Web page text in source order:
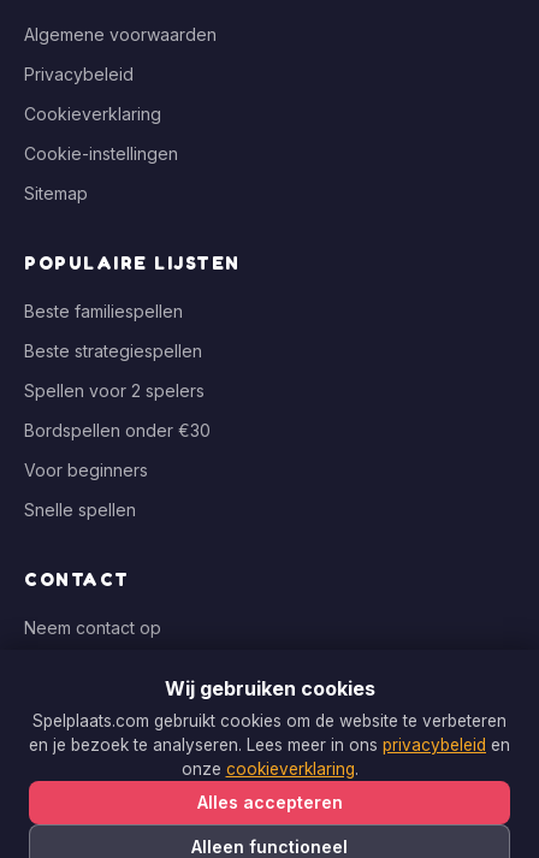
Algemene voorwaarden
Privacybeleid
Cookieverklaring
Cookie-instellingen
Sitemap
POPULAIRE LIJSTEN
Beste familiespellen
Beste strategiespellen
Spellen voor 2 spelers
Bordspellen onder €30
Voor beginners
Snelle spellen
CONTACT
Neem contact op
WIJ VERGELIJKEN BIJ
Bol.com, Spellenrijk, Boardgameshop.nl
Wij gebruiken cookies
Spelplaats.com gebruikt cookies om de website te verbeteren
en je bezoek te analyseren. Lees meer in ons privacybeleid en
onze cookieverklaring.
Alles accepteren
Alleen functioneel